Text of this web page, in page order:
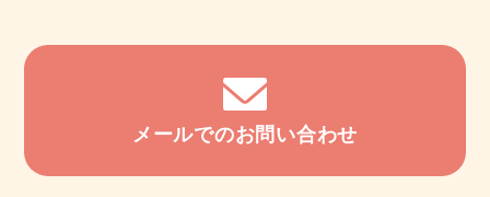
メールでのお問い合わせ